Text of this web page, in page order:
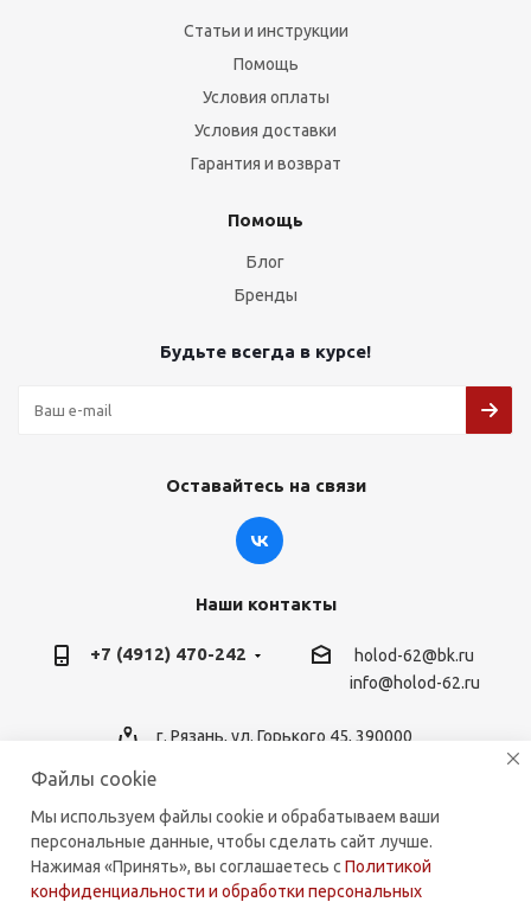
Статьи и инструкции
Помощь
Условия оплаты
Условия доставки
Гарантия и возврат
Помощь
Блог
Бренды
Будьте всегда в курсе!
Оставайтесь на связи
Наши контакты
+7 (4912) 470-242
holod-62@bk.ru
info@holod-62.ru
г. Рязань, ул. Горького 45, 390000
2026 © holod-62.ru. Комплектующие для бытовой и
коммерческой техники.
Файлы cookie
Мы используем файлы cookie и обрабатываем ваши
персональные данные, чтобы сделать сайт лучше.
Нажимая «Принять», вы соглашаетесь с Политикой
конфиденциальности и обработки персональных